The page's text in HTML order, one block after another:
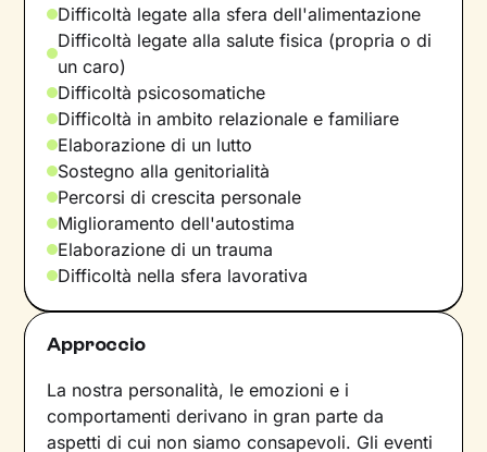
Difficoltà legate alla sfera dell'alimentazione
Difficoltà legate alla salute fisica (propria o di
un caro)
Difficoltà psicosomatiche
Difficoltà in ambito relazionale e familiare
Elaborazione di un lutto
Sostegno alla genitorialità
Percorsi di crescita personale
Miglioramento dell'autostima
Elaborazione di un trauma
Difficoltà nella sfera lavorativa
Approccio
La nostra personalità, le emozioni e i
comportamenti derivano in gran parte da
aspetti di cui non siamo consapevoli. Gli eventi